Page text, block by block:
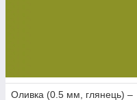
Оливка (0.5 мм, глянець) ‒